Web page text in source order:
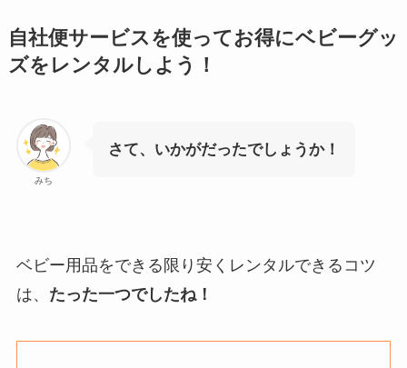
自社便サービスを使ってお得にベビーグッ
ズをレンタルしよう！
みち
さて、いかがだったでしょうか！
ベビー用品をできる限り安くレンタルできるコツ
は、 たった一つでしたね！